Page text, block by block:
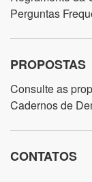
Perguntas
PROPOSTAS
Consulte as
Cadernos de
CONTATOS